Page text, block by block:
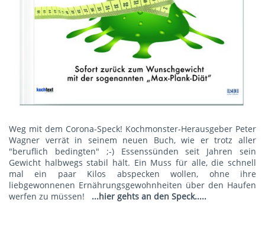
Weg mit dem Corona-Speck! Kochmonster-Herausgeber Peter
Wagner verrät in seinem neuen Buch, wie er trotz aller
"beruflich bedingten" ;-) Essenssünden seit Jahren sein
Gewicht halbwegs stabil hält. Ein Muss für alle, die schnell
mal ein paar Kilos abspecken wollen, ohne ihre
liebgewonnenen Ernährungsgewohnheiten über den Haufen
werfen zu müssen!
...hier gehts an den Speck.....